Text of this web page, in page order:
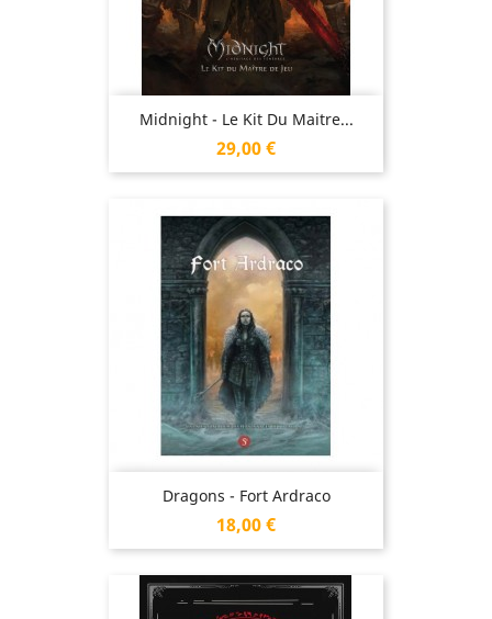
Midnight - Le Kit Du Maitre...
Prix
29,00 €
Dragons - Fort Ardraco
Prix
18,00 €